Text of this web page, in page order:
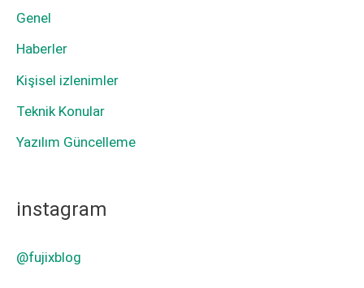
Genel
Haberler
Kişisel izlenimler
Teknik Konular
Yazılım Güncelleme
instagram
@fujixblog